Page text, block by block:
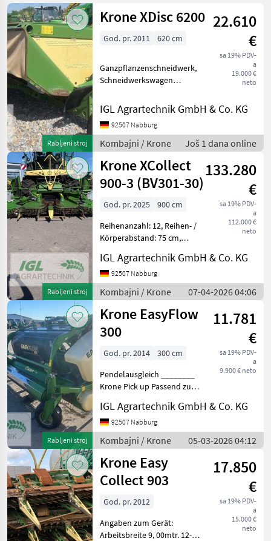
Rabljeni stroj
Krone XDisc 6200 22.610
€
sa 19% PDV-
a
19.000 €
neto
God. pr. 2011 620 cm
Ganzpflanzenschneidwerk,
Schneidwerkswagen
Gelenkwelle und
Transportwagen Passend
zum Krone Big X 500 - Big X
1100 Kombajni Adapteri za
k
IGL Agrartechnik GmbH & Co. KG
92507 Nabburg
Kombajni / Krone Još 1 dana online
Rabljeni stroj
Krone XCollect
900-3 (BV301-30)
133.280
€
sa 19% PDV-
a
112.000 €
neto
God. pr. 2025
900 cm
Reihenanzahl: 12, Reihen- /
Körperabstand: 75 cm,
Reihenunabhängig,
automatische
Schneidwerksführung
(Autocontour...) ________
Maiserntevorsatz
IGL Agrartechnik GmbH & Co. KG
92507 Nabburg
Kombajni / Krone 07-04-2026 04:06
Rabljeni stroj
Krone EasyFlow
300
11.781
€
sa 19% PDV-
a
9.900 € neto
God. pr. 2014
300 cm
Pendelausgleich ________
Krone Pick up Passend zum
adaptera: Pick-up Kombajni
Adapteri za kombajne
IGL Agrartechnik GmbH & Co. KG
92507 Nabburg
Kombajni / Krone 05-03-2026 04:12
Krone Easy
Collect 903
17.850
€
sa 19% PDV-
a
15.000 €
neto
God. pr. 2012
Angaben zum Gerät:
Arbeitsbreite 9, 00mtr. 12-